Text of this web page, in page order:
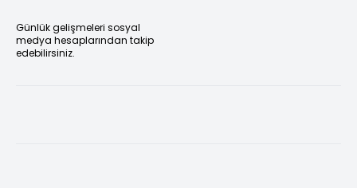
Günlük gelişmeleri sosyal
medya hesaplarından takip
edebilirsiniz.